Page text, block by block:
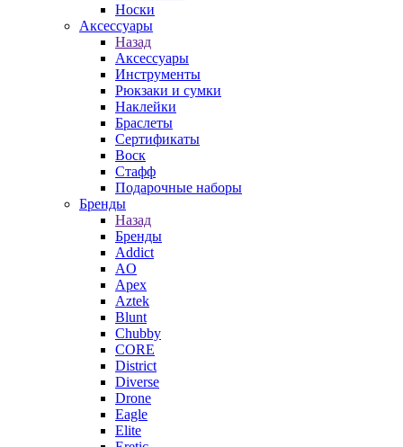
Носки
Аксессуары
Назад
Аксессуары
Инструменты
Рюкзаки и сумки
Наклейки
Браслеты
Сертификаты
Воск
Стафф
Подарочные наборы
Бренды
Назад
Бренды
Addict
AO
Apex
Aztek
Blunt
Chubby
CORE
District
Diverse
Drone
Eagle
Elite